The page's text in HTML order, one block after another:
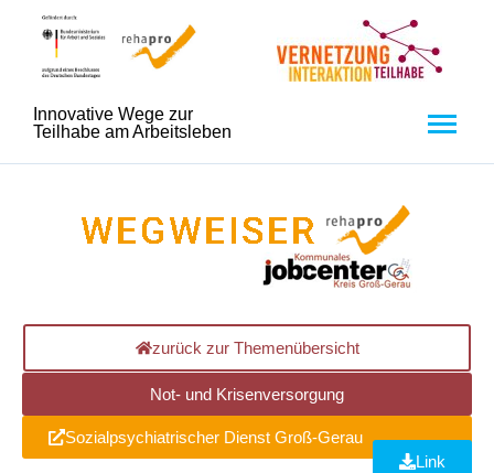
Innovative Wege zur
Teilhabe am Arbeitsleben
zurück zur Themenübersicht
Not- und Krisenversorgung
Sozialpsychiatrischer Dienst Groß-Gerau
Link